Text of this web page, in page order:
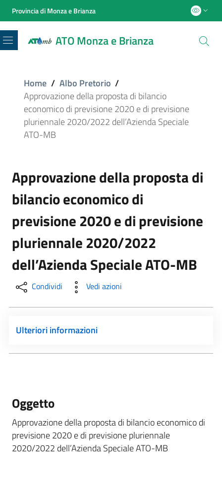
Provincia di Monza e Brianza
ATO Monza e Brianza
Menu
Home / Albo Pretorio /
Approvazione della proposta di bilancio
economico di previsione 2020 e di previsione
pluriennale 2020/2022 dell’Azienda Speciale
ATO-MB
Approvazione della proposta di
bilancio economico di
previsione 2020 e di previsione
pluriennale 2020/2022
dell’Azienda Speciale ATO-MB
Condividi Vedi azioni
Ulteriori informazioni
Oggetto
Approvazione della proposta di bilancio economico di
previsione 2020 e di previsione pluriennale
2020/2022 dell’Azienda Speciale ATO-MB